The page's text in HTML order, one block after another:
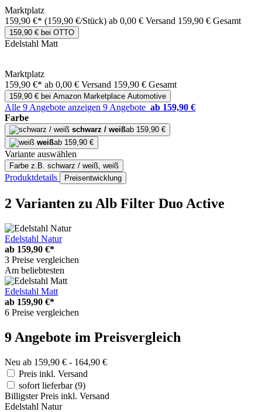
Marktplatz
159,90 €* (159,90 €/Stück) ab 0,00 € Versand 159,90 € Gesamt
159,90 € bei OTTO
Edelstahl Matt
Marktplatz
159,90 €* ab 0,00 € Versand 159,90 € Gesamt
159,90 € bei Amazon Marketplace Automotive
Alle 9 Angebote anzeigen 9 Angebote ab 159,90 €
Farbe
schwarz / weißab 159,90 €
weißab 159,90 €
Variante auswählen
Farbe z.B. schwarz / weiß, weiß
Produktdetails Preisentwicklung
2 Varianten zu Alb Filter Duo Active
Edelstahl Natur
ab 159,90 €*
3 Preise vergleichen
Am beliebtesten
Edelstahl Matt
ab 159,90 €*
6 Preise vergleichen
9 Angebote im Preisvergleich
Neu ab 159,90 € - 164,90 €
Preis inkl. Versand
sofort lieferbar(9)
Billigster Preis inkl. Versand
Edelstahl Natur